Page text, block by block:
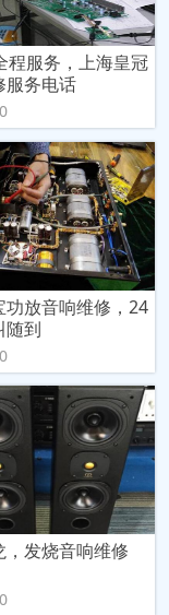
程服务，上海皇冠
服务电话
功放音响维修，24
随到
，发烧音响维修